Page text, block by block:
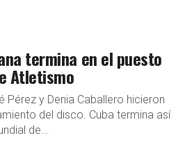
termina en el puesto
Atletismo
Pérez y Denia Caballero hicieron
del disco. Cuba termina así
de...